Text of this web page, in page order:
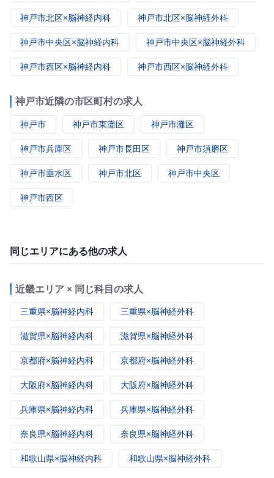
神戸市北区×脳神経内科 神戸市北区×脳神経外科
神戸市中央区×脳神経内科 神戸市中央区×脳神経外科
神戸市西区×脳神経内科 神戸市西区×脳神経外科
神戸市近隣の市区町村の求人
神戸市 神戸市東灘区 神戸市灘区
神戸市兵庫区 神戸市長田区 神戸市須磨区
神戸市垂水区 神戸市北区 神戸市中央区
神戸市西区
同じエリアにある他の求人
近畿エリア × 同じ科目の求人
三重県×脳神経内科 三重県×脳神経外科
滋賀県×脳神経内科 滋賀県×脳神経外科
京都府×脳神経内科 京都府×脳神経外科
大阪府×脳神経内科 大阪府×脳神経外科
兵庫県×脳神経内科 兵庫県×脳神経外科
奈良県×脳神経内科 奈良県×脳神経外科
和歌山県×脳神経内科 和歌山県×脳神経外科